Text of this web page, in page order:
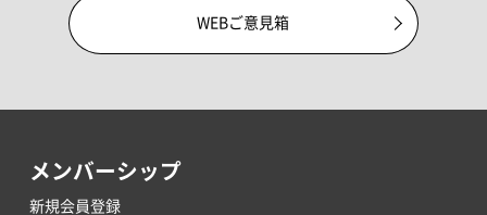
WEBご意見箱
メンバーシップ
新規会員登録